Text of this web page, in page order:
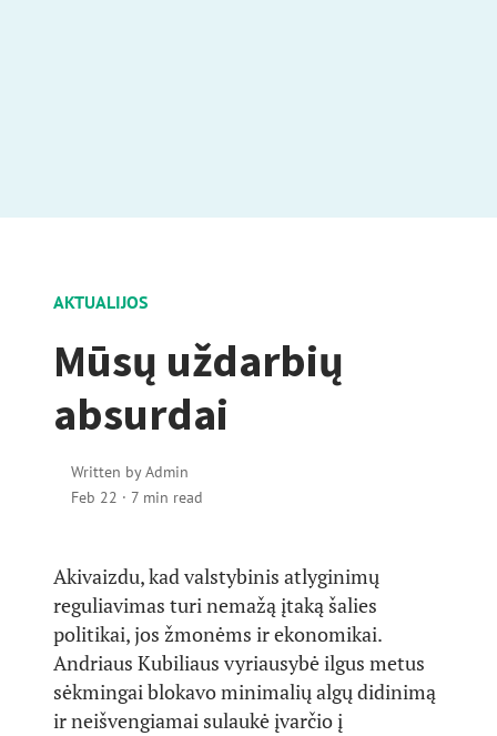
AKTUALIJOS
Mūsų uždarbių
absurdai
Written byAdmin
Feb 22 · 7 min read
Akivaizdu, kad valstybinis atlyginimų
reguliavimas turi nemažą įtaką šalies
politikai, jos žmonėms ir ekonomikai.
Andriaus Kubiliaus vyriausybė ilgus metus
sėkmingai blokavo minimalių algų didinimą
ir neišvengiamai sulaukė įvarčio į